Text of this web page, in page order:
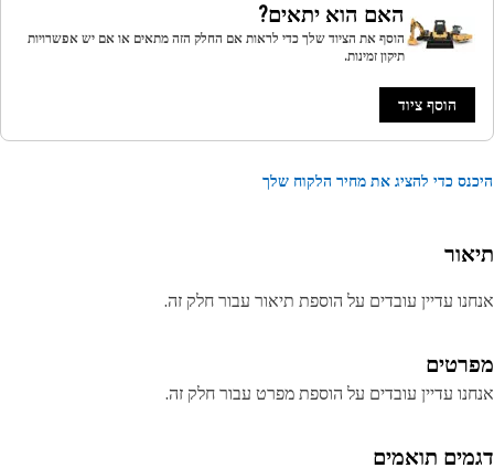
האם הוא יתאים?
הוסף את הציוד שלך כדי לראות אם החלק הזה מתאים או אם יש אפשרויות
תיקון זמינות.
הוסף ציוד
כדי להציג את מחיר הלקוח שלך
עדיין עובדים על הוספת תיאור עבור חלק זה.
עדיין עובדים על הוספת מפרט עבור חלק זה.
תואמים